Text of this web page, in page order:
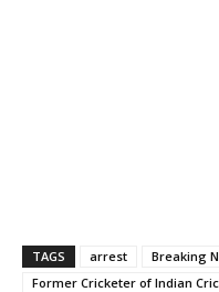
TAGS arrest
Breaking
Former Cricketer of Indian